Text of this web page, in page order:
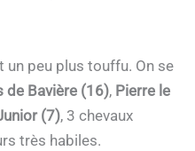
un peu plus touffu. On se
de Bavière (16), Pierre le
(7), 3 chevaux
très habiles.